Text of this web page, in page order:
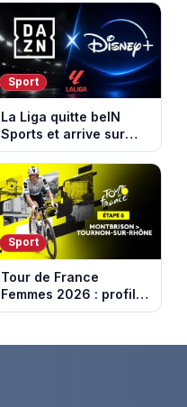
italien devenu un
phénomène mondial
Sport
La Liga quitte beIN
Sports et arrive sur
DAZN et Disney+ en
France
Sport
Tour de France
Femmes 2026 : profil
et horaires de la 6e
Montbrison et